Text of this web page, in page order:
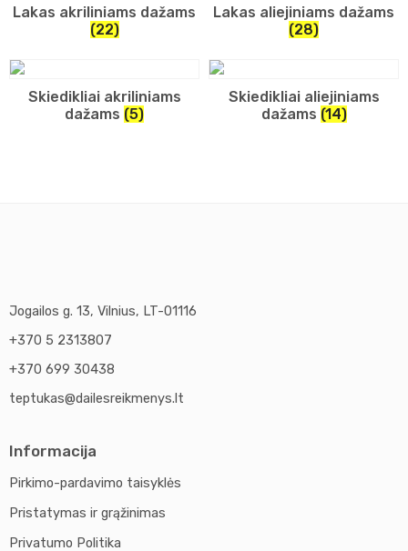
Lakas akriliniams dažams
(22)
Lakas aliejiniams dažams
(28)
Skiedikliai akriliniams
dažams (5)
Skiedikliai aliejiniams
dažams (14)
Jogailos g. 13, Vilnius, LT-01116
+370 5 2313807
+370 699 30438
teptukas@dailesreikmenys.lt
Informacija
Pirkimo-pardavimo taisyklės
Pristatymas ir grąžinimas
Privatumo Politika